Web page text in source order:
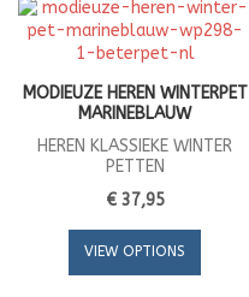
MODIEUZE HEREN WINTERPET
MARINEBLAUW
HEREN KLASSIEKE WINTER
PETTEN
€ 37,95
VIEW OPTIONS